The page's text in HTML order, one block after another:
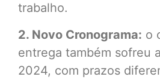
trabalho.
2. Novo Cronograma: o
entrega também sofreu
2024, com prazos